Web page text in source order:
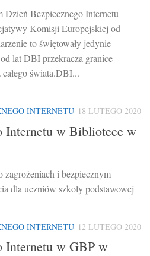
Dzień Bezpiecznego Internetu
Komisji Europejskiej od
to świętowały jedynie
lat DBI przekracza granice
świata.DBI...
INTERNETU 18 LUTEGO 2020
Internetu w Bibliotece w
zagrożeniach i bezpiecznym
dla uczniów szkoły podstawowej
INTERNETU 12 LUTEGO 2020
Internetu w GBP w